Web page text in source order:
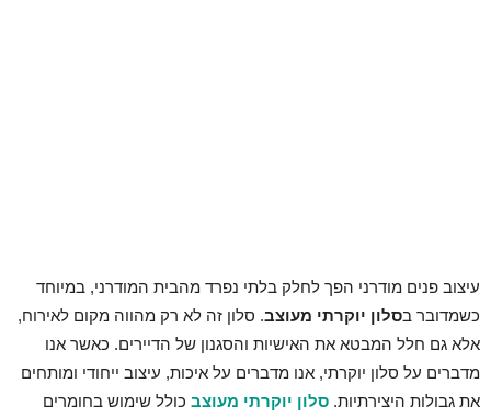
עיצוב פנים מודרני הפך לחלק בלתי נפרד מהבית המודרני, במיוחד
כשמדובר בסלון יוקרתי מעוצב. סלון זה לא רק מהווה מקום לאירוח,
אלא גם חלל המבטא את האישיות והסגנון של הדיירים. כאשר אנו
מדברים על סלון יוקרתי, אנו מדברים על איכות, עיצוב ייחודי ומותחים
את גבולות היצירתיות. סלון יוקרתי מעוצב כולל שימוש בחומרים